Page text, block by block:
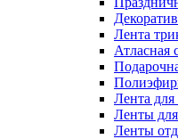
Лента
Атласная
Лента для
Ленты
Ленты